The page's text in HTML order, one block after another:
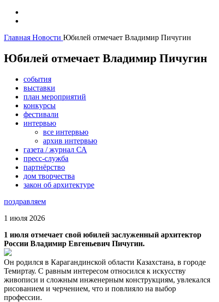
Главная Новости Юбилей отмечает Владимир Пичугин
Юбилей отмечает Владимир Пичугин
события
выставки
план мероприятий
конкурсы
фестивали
интервью
все интервью
архив интервью
газета / журнал СА
пресс-служба
партнёрство
дом творчества
закон об архитектуре
поздравляем
1 июля 2026
1 июля отмечает свой юбилей заслуженный архитектор
России Владимир Евгеньевич Пичугин.
Он родился в Карагандинской области Казахстана, в городе
Темиртау. С равным интересом относился к искусству
живописи и сложным инженерным конструкциям, увлекался
рисованием и черчением, что и повлияло на выбор
профессии.